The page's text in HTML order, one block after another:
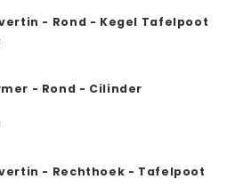
- Rond - Kegel Tafelpoot
- Rond - Cilinder
- Rechthoek - Tafelpoot